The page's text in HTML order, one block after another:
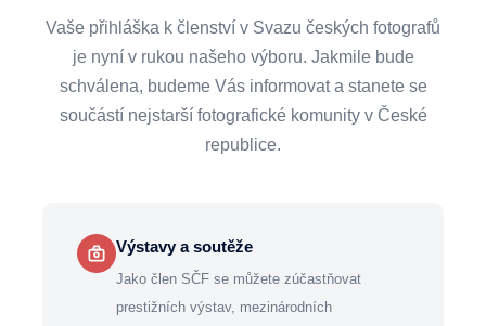
Vaše přihláška k členství v Svazu českých fotografů
je nyní v rukou našeho výboru. Jakmile bude
schválena, budeme Vás informovat a stanete se
součástí nejstarší fotografické komunity v České
republice.
Výstavy a soutěže
Jako člen SČF se můžete zúčastňovat
prestižních výstav, mezinárodních